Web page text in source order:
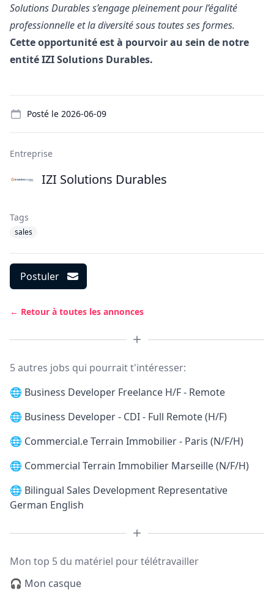
Solutions Durables s’engage pleinement pour l’égalité
professionnelle et la diversité sous toutes ses formes.
Cette opportunité est à pourvoir au sein de notre
entité IZI Solutions Durables.
Posté le 2026-06-09
Entreprise
IZI Solutions Durables
Tags
sales
Postuler
← Retour à toutes les annonces
5 autres jobs qui pourrait t'intéresser:
🌐 Business Developer Freelance H/F - Remote
🌐 Business Developer - CDI - Full Remote (H/F)
🌐 Commercial.e Terrain Immobilier - Paris (N/F/H)
🌐 Commercial Terrain Immobilier Marseille (N/F/H)
🌐 Bilingual Sales Development Representative
German English
Mon top 5 du matériel pour télétravailler
🎧 Mon casque